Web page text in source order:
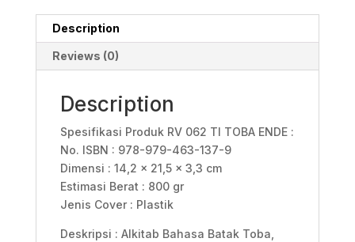
Description
Reviews (0)
Description
Spesifikasi Produk RV 062 TI TOBA ENDE :
No. ISBN : 978-979-463-137-9
Dimensi : 14,2 x 21,5 x 3,3 cm
Estimasi Berat : 800 gr
Jenis Cover : Plastik
Deskripsi : Alkitab Bahasa Batak Toba,